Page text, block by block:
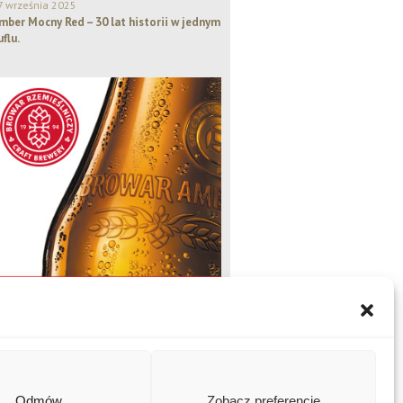
września 2025
Mocny Red – 30 lat historii w jednym